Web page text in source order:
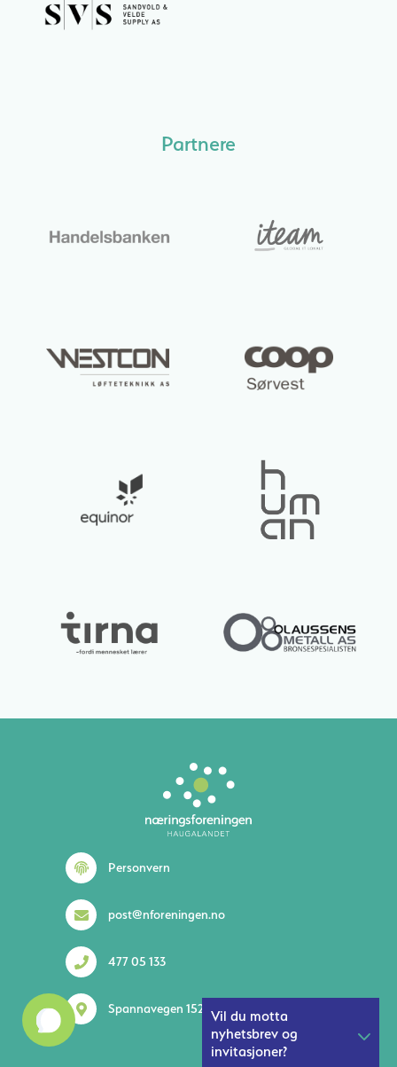
Vil du motta
nyhetsbrev og
invitasjoner?
Partnere
Personvern
post@nforeningen.no
477 05 133
Spannavegen 152 5535 Haugesund